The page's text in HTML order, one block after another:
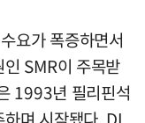
요가 폭증하면서
SMR이 주목받
1993년 필리핀석